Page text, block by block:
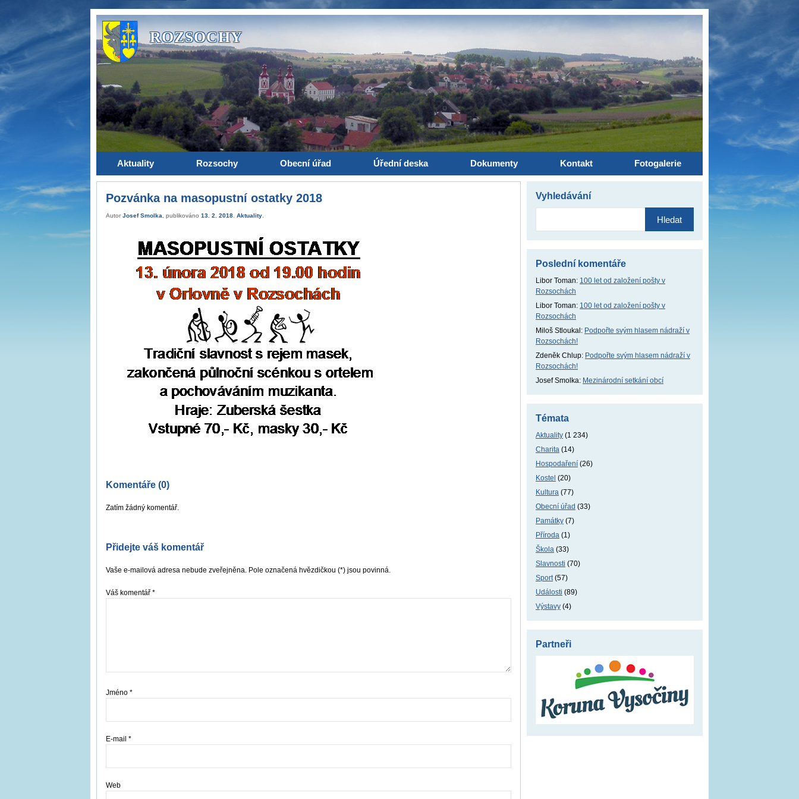
ROZSOCHY
Aktuality Rozsochy Obecní úřad Úřední deska Dokumenty Kontakt Fotogalerie
Pozvánka na masopustní ostatky 2018
Autor Josef Smolka , publikováno 13. 2. 2018 Aktuality
Komentáře (0)
Zatím žádný komentář.
Přidejte váš komentář
Vaše e-mailová adresa nebude zveřejněna. Pole označená hvězdičkou (*) jsou povinná.
Váš komentář *
Jméno *
E-mail *
Web
Vyhledávání
Poslední komentáře
Libor Toman: 100 let od založení pošty v
Rozsochách
Libor Toman: 100 let od založení pošty v
Rozsochách
Miloš Stloukal : Podpořte svým hlasem nádraží v
Rozsochách!
Zdeněk Chlup: Podpořte svým hlasem nádraží v
Rozsochách!
Josef Smolka: Mezinárodní setkání obcí
Témata
Aktuality (1 234)
Charita (14)
Hospodaření (26)
Kostel (20)
Kultura (77)
Obecní úřad (33)
Památky (7)
Příroda (1)
Škola (33)
Slavnosti (70)
Sport(57)
Události (89)
Výstavy (4)
Partneři